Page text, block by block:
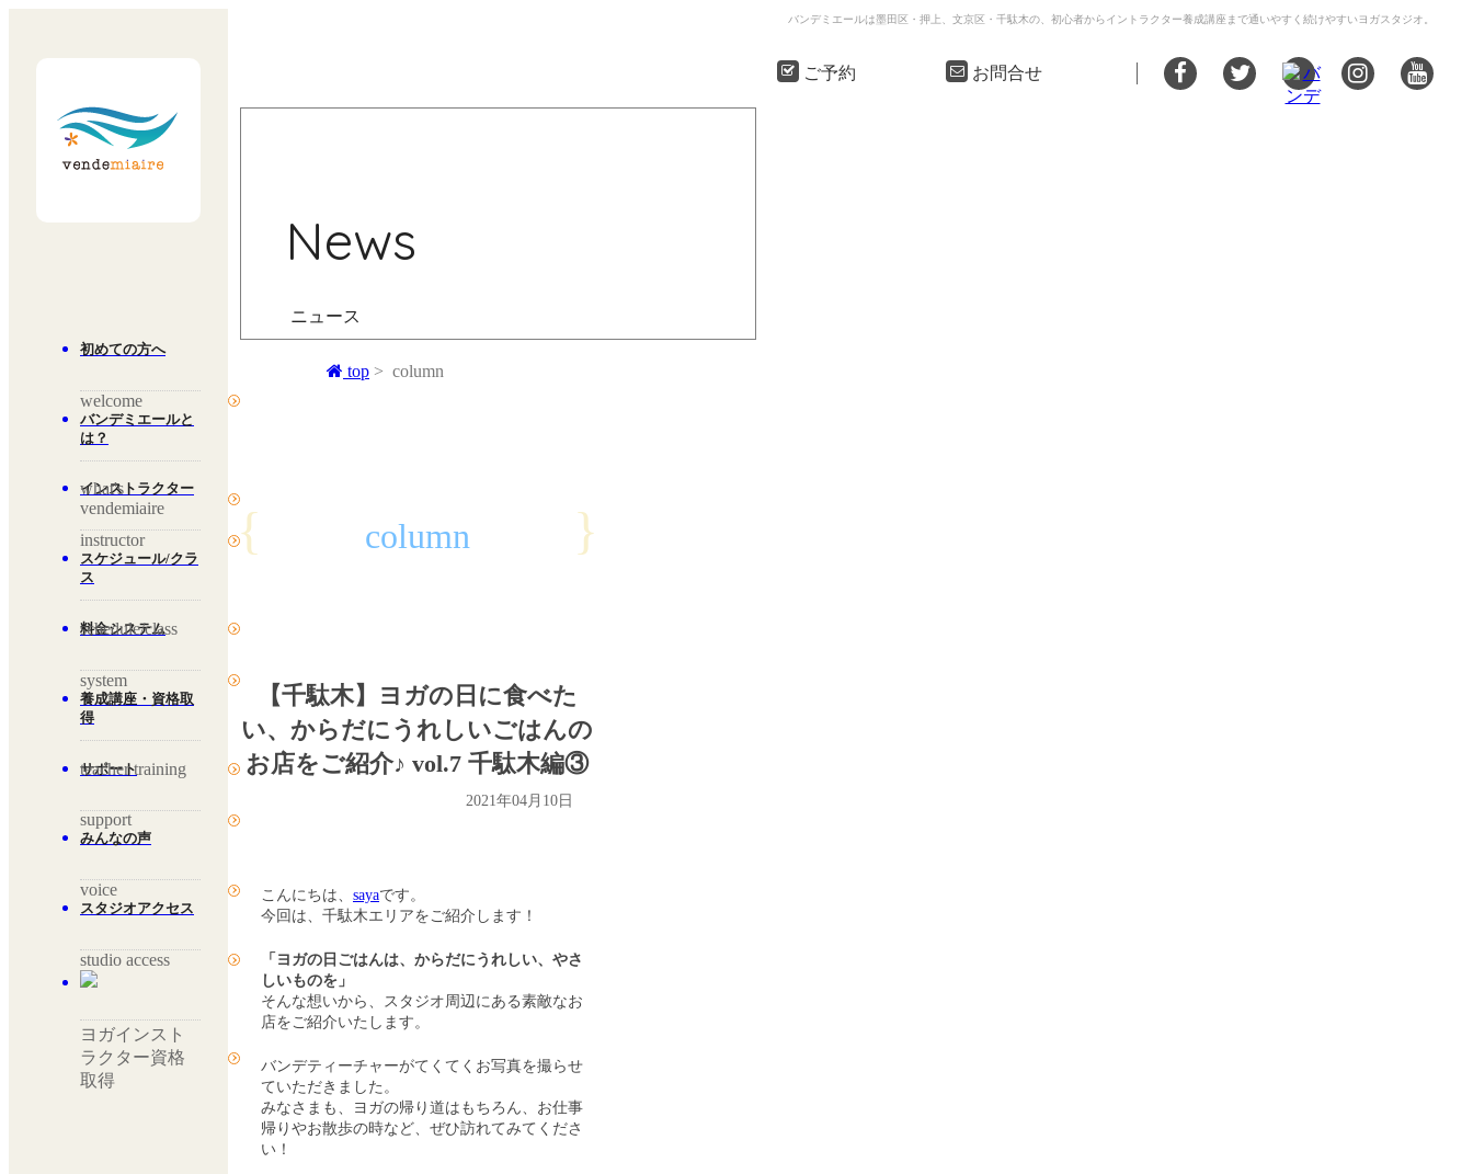
バンデミエールは墨田区・押上、文京区・千駄木の、初心者からイントラクター養成講座まで通いやすく続けやすいヨガスタジオ。
初めての方へ
welcome
バンデミエールと
は？
what's
vendemiaire
インストラクター
instructor
スケジュール/クラ
ス
schedule/class
料金システム
system
養成講座・資格取
得
teacher training
サポート
support
みんなの声
voice
スタジオアクセス
studio access
ヨガインスト
ラクター資格
取得
ご予約 お問合せ
News
ニュース
top column
{ column }
【千駄木】ヨガの日に食べた
い、からだにうれしいごはんの
お店をご紹介♪ vol.7 千駄木編③
2021年04月10日
こんにちは、 sayaです。
今回は、千駄木エリアをご紹介します！
「ヨガの日ごはんは、からだにうれしい、やさ
しいものを」
そんな想いから、スタジオ周辺にある素敵なお
店をご紹介いたします。
バンデティーチャーがてくてくお写真を撮らせ
ていただきました。
みなさまも、ヨガの帰り道はもちろん、お仕事
帰りやお散歩の時など、ぜひ訪れてみてくださ
い！